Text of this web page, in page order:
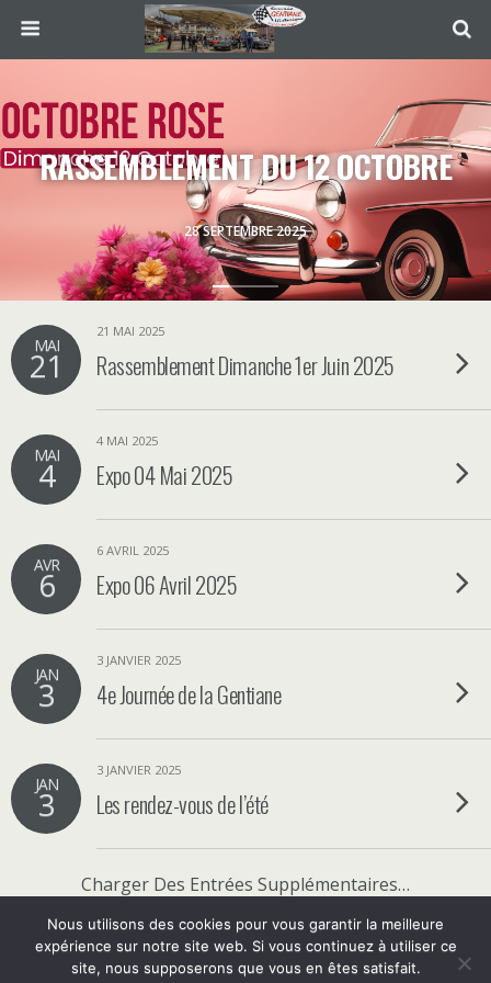
28 SEPTEMBRE 2025
RASSEMBLEMENT DU 12 OCTOBRE
MAI
21
21 MAI 2025
Rassemblement Dimanche 1er Juin 2025
MAI
4
4 MAI 2025
Expo 04 Mai 2025
AVR
6
6 AVRIL 2025
Expo 06 Avril 2025
JAN
3
3 JANVIER 2025
4e Journée de la Gentiane
JAN
3
3 JANVIER 2025
Les rendez-vous de l’été
Charger Des Entrées Supplémentaires…
Mobile Bureau
Nous utilisons des cookies pour vous garantir la meilleure
expérience sur notre site web. Si vous continuez à utiliser ce
site, nous supposerons que vous en êtes satisfait.